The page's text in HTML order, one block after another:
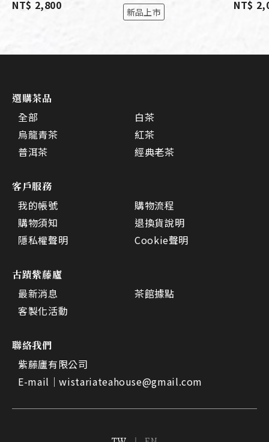
NT$ 2,800 新品上市 NT$
選購茶品
全部
白茶
烏龍青茶
紅茶
普洱茶
經典老茶
客戶服務
我的帳號
購物流程
購物須知
退換貨說明
隱私權聲明
Cookie聲明
古蹟紫藤廬
最新消息
茶館據點
客製化活動
聯絡我們
紫藤廬有限公司
E-mail｜wistariateahouse@gmail.com